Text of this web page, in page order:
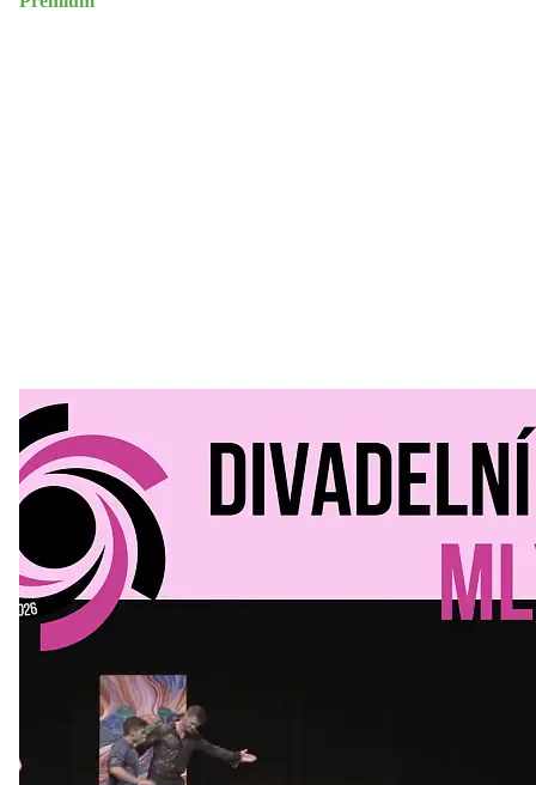
Divadelní Mlýn 30. 07. 2026
Kultura a volný čas
Divadelní mlýn. 15. až 18. října KD
MLEJN. Vstupenky již v prodeji.
Přijďte na přátelský festival divadla a inspirace 15. až 18.
října 2026 Vstupenky již v prodeji na GOOUT -
https://divadelnimlyn.cz/vstupenky Představ si čtyři dny